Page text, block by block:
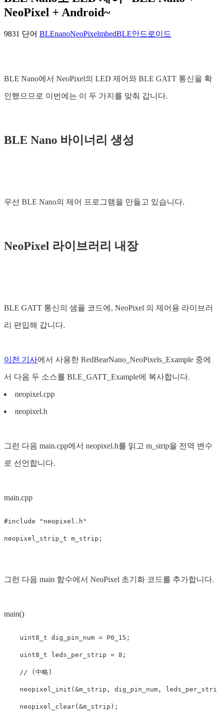
NeoPixel + Android~
9831 단어 BLEnanoNeoPixelmbedBLE안드로이드
BLE Nano에서 NeoPixel의 LED 제어와 BLE GATT 통신을 확
인했으므로 이번에는 이 두 가지를 맞춰 갑니다.
BLE Nano 바이너리 생성
우선 BLE Nano의 제어 프로그램을 만들고 있습니다.
NeoPixel 라이브러리 내장
BLE GATT 통신의 샘플 코드에, NeoPixel 의 제어용 라이브러
리 편입해 갑니다.
이전 기사에서 사용한 RedBearNano_NeoPixels_Example 중에
서 다음 두 소스를 BLE_GATT_Example에 복사합니다.
neopixel.cpp
neopixel.h
그런 다음 main.cpp에서 neopixel.h를 읽고 m_strip을 전역 변수
로 선언합니다.
main.cpp
neopixel_strip_t m_strip ;
그런 다음 main 함수에서 NeoPixel 초기화 코드를 추가합니다.
main()
uint8_t dig_pin_num = P0_15 ;
uint8_t leds_per_strip = 8 ;
// (中略)
neopixel_init ( &m_strip , dig_pin_num , leds_per_strip
neopixel_clear( &m_strip );